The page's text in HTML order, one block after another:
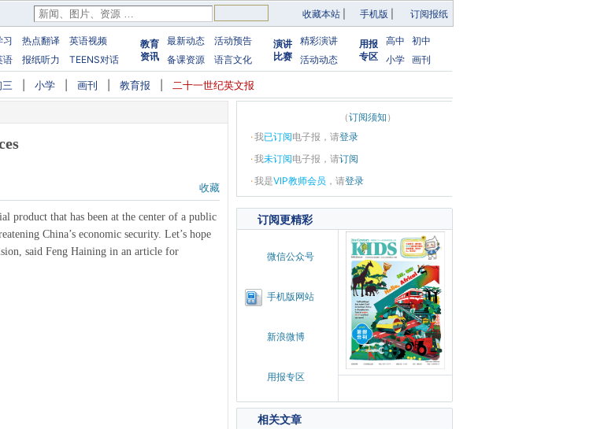
收藏本站 手机版 订阅报纸
习 热点翻译
英语视频
语
报纸听力 TEENS对话
教育
资讯
最新动态
活动预告
备课资源
语言文化
演讲
比赛
精彩演讲
活动动态
用报
专区
高中
初中
小学 画刊
小学 画刊 教育报 二十一世纪英文报
收藏
product that has been at the center of a public
China’s economic security. Let’s hope
said Feng Haining in an article for
（订阅须知 ）
·我已订阅电子报，请登录
·我未订阅电子报，请订阅
·我是VIP教师会员 ，请登录
订阅更精彩
微信公众号
手机版网站
新浪微博
用报专区
相关文章